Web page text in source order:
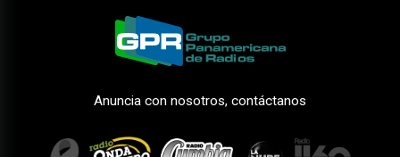
Anuncia con nosotros, contáctanos